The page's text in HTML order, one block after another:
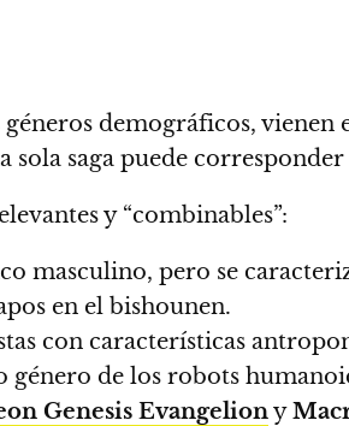
demográficos, vienen
sola saga puede
y “combinables”:
masculino, pero se
en el bishounen.
con características
género de los robots
Genesis Evangeliony